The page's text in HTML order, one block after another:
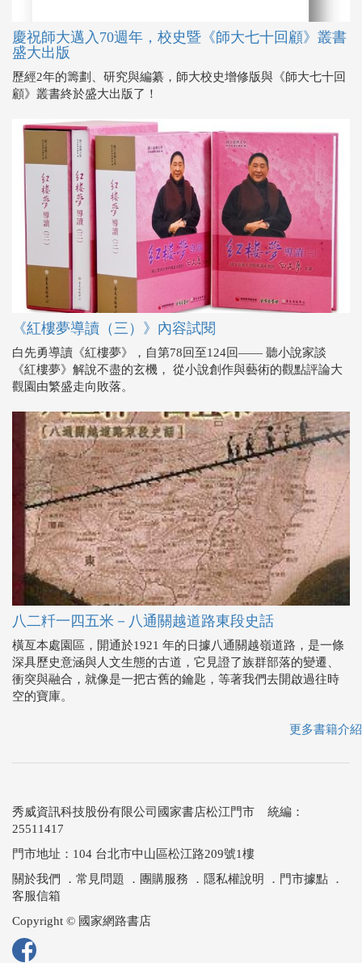
慶祝師大邁入70週年，校史暨《師大七十回顧》叢書
盛大出版
歷經2年的籌劃、研究與編纂，師大校史增修版與《師大七十回
顧》叢書終於盛大出版了！
《紅樓夢導讀（三）》內容試閱
白先勇導讀《紅樓夢》，自第78回至124回―― 聽小說家談
《紅樓夢》解說不盡的玄機， 從小說創作與藝術的觀點評論大
觀園由繁盛走向敗落。
八二粁一四五米－八通關越道路東段史話
橫亙本處園區，開通於1921 年的日據八通關越嶺道路，是一條
深具歷史意涵與人文生態的古道，它見證了族群部落的變遷、
衝突與融合，就像是一把古舊的鑰匙，等著我們去開啟過往時
空的寶庫。
更多書籍介紹
秀威資訊科技股份有限公司國家書店松江門市 統編：
25511417
門市地址：104 台北市中山區松江路209號1樓
關於我們
． 常見問題 ． 團購服務 ． 隱私權說明 ． 門市據點 ．
客服信箱
Copyright © 國家網路書店